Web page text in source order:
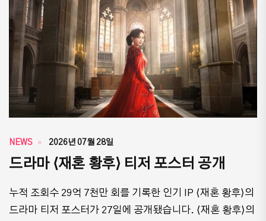
NEWS 2026년 07월 28일
드라마 ⟨재혼 황후⟩ 티저 포스터 공개
누적 조회수 29억 7천만 회를 기록한 인기 IP ⟨재혼 황후⟩의
드라마 티저 포스터가 27일에 공개됐습니다. ⟨재혼 황후⟩의